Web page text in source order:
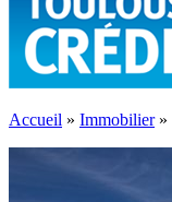
Accueil » Immobilier»